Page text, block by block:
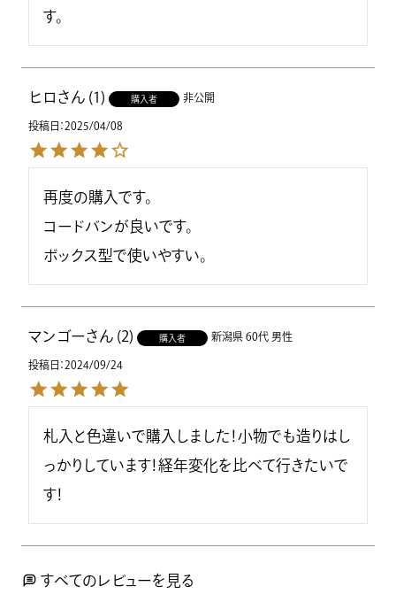
す。
ヒロ 1 購入者 非公開
投稿日 2025/04/08
再度の購入です。
コードバンが良いです。
ボックス型で使いやすい。
マンゴー 2 購入者 新潟県 60代 男性
投稿日 2024/09/24
札入と色違いで購入しました！小物でも造りはし
っかりしています！経年変化を比べて行きたいで
す！
すべてのレビューを見る